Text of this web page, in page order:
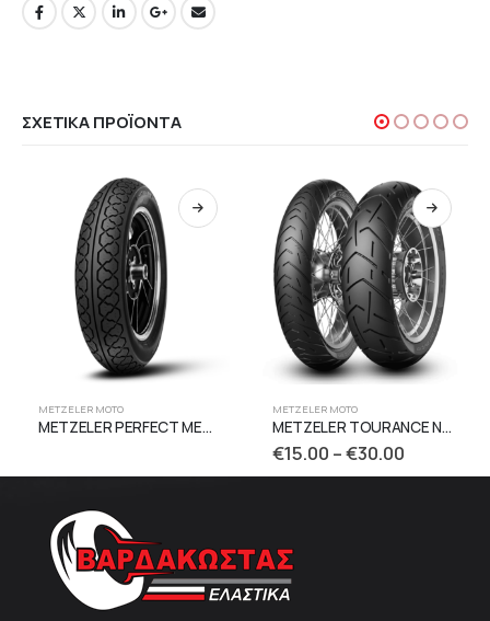
ΣΧΕΤΙΚΆ ΠΡΟΪΌΝΤΑ
METZELER MOTO
METZELER PERFECT ME77
METZELER MOTO
METZELER TOURANCE NEXT 2
€15.00 –€30.00